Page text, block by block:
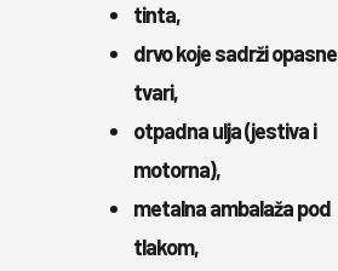
tinta,
drvo koje sadrži opasne
tvari,
otpadna ulja (jestiva i
motorna),
metalna ambalaža pod
tlakom,